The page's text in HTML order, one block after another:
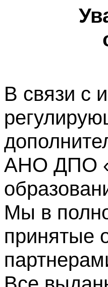
В связи с
АНО ДПО
Мы в
принятые